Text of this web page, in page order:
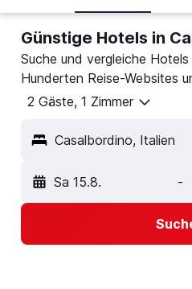
Günstige Hotels in
Suche und vergleiche
Hunderten Reise-Websites
2 Gäste, 1 Zimmer
Casalbordino, Italien
Sa 15.8. -